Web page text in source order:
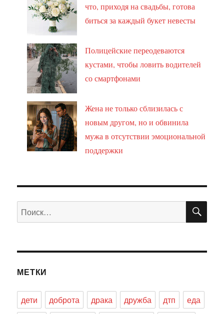
что, приходя на свадьбы, готова
биться за каждый букет невесты
Полицейские переодеваются
кустами, чтобы ловить водителей
со смартфонами
Жена не только сблизилась с
новым другом, но и обвинила
мужа в отсутствии эмоциональной
поддержки
Искать:
МЕТКИ
дети доброта драка дружба дтп еда